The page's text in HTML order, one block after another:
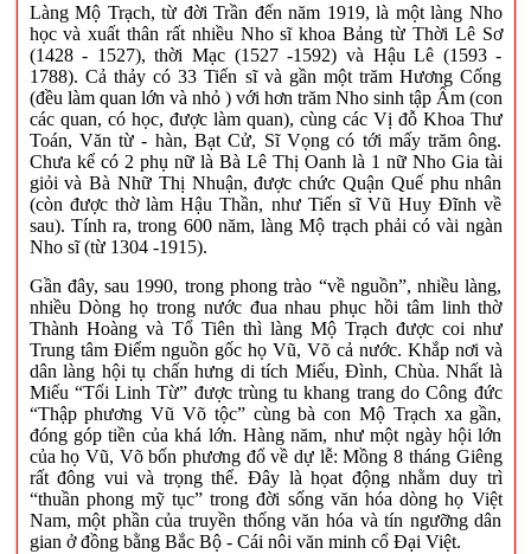
Làng Mộ Trạch, từ đời Trần đến năm 1919, là một làng Nho
học và xuất thân rất nhiều Nho sĩ khoa Bảng từ Thời Lê Sơ
(1428 - 1527), thời Mạc (1527 -1592) và Hậu Lê (1593 -
1788). Cả thảy có 33 Tiến sĩ và gần một trăm Hương Cống
(đều làm quan lớn và nhỏ ) với hơn trăm Nho sinh tập Ấm (con
các quan, có học, được làm quan), cùng các Vị đỗ Khoa Thư
Toán, Văn từ - hàn, Bạt Cử, Sĩ Vọng có tới mấy trăm ông.
Chưa kể có 2 phụ nữ là Bà Lê Thị Oanh là 1 nữ Nho Gia tài
giỏi và Bà Nhữ Thị Nhuận, được chức Quận Quế phu nhân
(còn được thờ làm Hậu Thần, như Tiến sĩ Vũ Huy Đĩnh về
sau). Tính ra, trong 600 năm, làng Mộ trạch phải có vài ngàn
Nho sĩ (từ 1304 -1915).
Gần đây, sau 1990, trong phong trào “về nguồn”, nhiều làng,
nhiều Dòng họ trong nước đua nhau phục hồi tâm linh thờ
Thành Hoàng và Tổ Tiên thì làng Mộ Trạch được coi như
Trung tâm Điểm nguồn gốc họ Vũ, Võ cả nước. Khắp nơi và
dân làng hội tụ chấn hưng di tích Miếu, Đình, Chùa. Nhất là
Miếu “Tối Linh Từ” được trùng tu khang trang do Công đức
“Thập phương Vũ Võ tộc” cùng bà con Mộ Trạch xa gần,
đóng góp tiền của khá lớn. Hàng năm, như một ngày hội lớn
của họ Vũ, Võ bốn phương đổ về dự lễ: Mồng 8 tháng Giêng
rất đông vui và trọng thể. Đây là họat động nhằm duy trì
“thuần phong mỹ tục” trong đời sống văn hóa dòng họ Việt
Nam, một phần của truyền thống văn hóa và tín ngưỡng dân
gian ở đồng bằng Bắc Bộ - Cái nôi văn minh cổ Đại Việt.